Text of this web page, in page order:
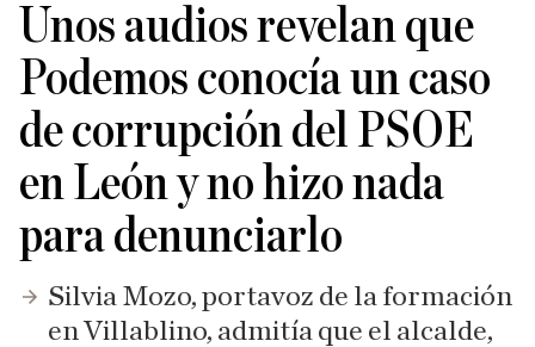
Unos audios revelan que
Podemos conocía un caso
de corrupción del PSOE
en León y no hizo nada
para denunciarlo
Silvia Mozo, portavoz de la formación
en Villablino, admitía que el alcalde,